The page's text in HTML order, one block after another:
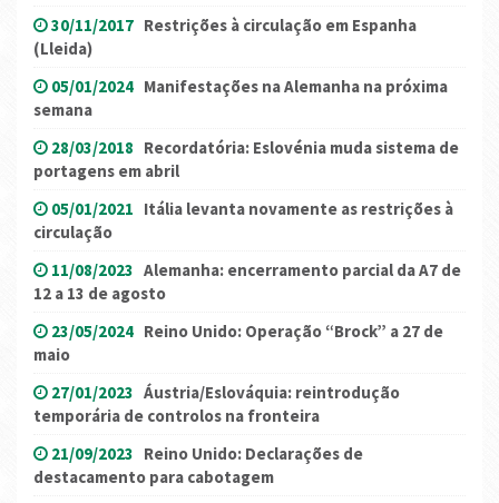
30/11/2017 Restrições à circulação em Espanha
(Lleida)
05/01/2024 Manifestações na Alemanha na próxima
semana
28/03/2018 Recordatória: Eslovénia muda sistema de
portagens em abril
05/01/2021 Itália levanta novamente as restrições à
circulação
11/08/2023 Alemanha: encerramento parcial da A7 de
12 a 13 de agosto
23/05/2024 Reino Unido: Operação “Brock” a 27 de
maio
27/01/2023 Áustria/Eslováquia: reintrodução
temporária de controlos na fronteira
21/09/2023 Reino Unido: Declarações de
destacamento para cabotagem